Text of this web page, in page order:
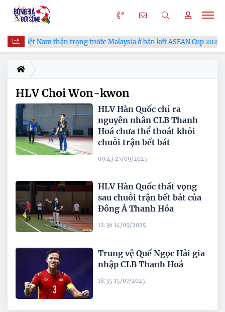
ĐT Việt Nam thận trọng trước Malaysia ở bán kết ASEAN Cup 2026
HLV Choi Won-kwon
HLV Hàn Quốc chỉ ra
nguyên nhân CLB Thanh
Hoá chưa thể thoát khỏi
chuỗi trận bết bát
09:43 27/09/2025
HLV Hàn Quốc thất vọng
sau chuỗi trận bết bát của
Đông Á Thanh Hóa
12:36 14/09/2025
Trung vệ Quế Ngọc Hải gia
nhập CLB Thanh Hoá
18:35 15/07/2025